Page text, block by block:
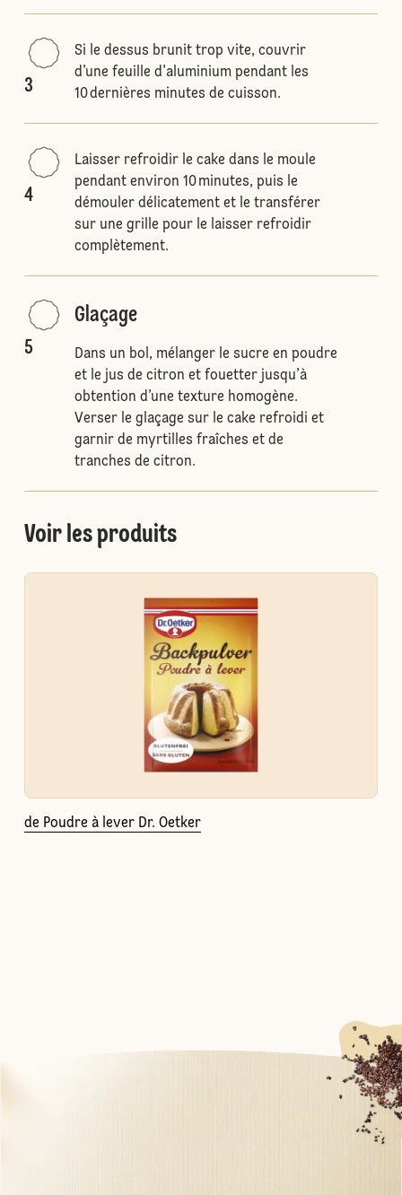
3
Si le dessus brunit trop vite, couvrir
d’une feuille d’aluminium pendant les
10 dernières minutes de cuisson.
4
Laisser refroidir le cake dans le moule
pendant environ 10 minutes, puis le
démouler délicatement et le transférer
sur une grille pour le laisser refroidir
complètement.
5
Glaçage
Dans un bol, mélanger le sucre en poudre
et le jus de citron et fouetter jusqu’à
obtention d’une texture homogène.
Verser le glaçage sur le cake refroidi et
garnir de myrtilles fraîches et de
tranches de citron.
Voir les produits
de Poudre à lever Dr. Oetker